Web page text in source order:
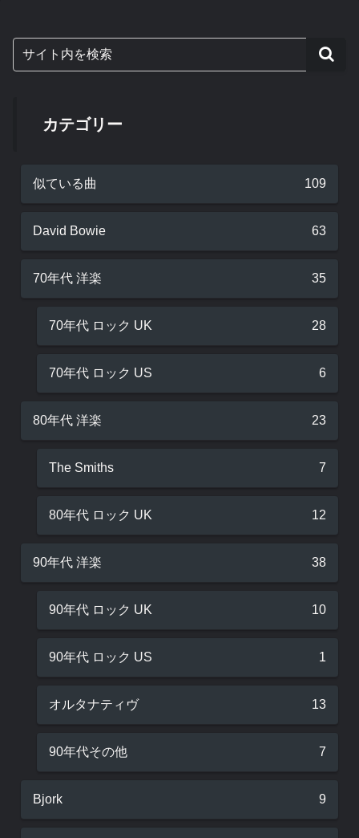
カテゴリー
似ている曲 109
David Bowie 63
70年代 洋楽 35
70年代 ロック UK 28
70年代 ロック US 6
80年代 洋楽 23
The Smiths 7
80年代 ロック UK 12
90年代 洋楽 38
90年代 ロック UK 10
90年代 ロック US 1
オルタナティヴ 13
90年代その他 7
Bjork 9